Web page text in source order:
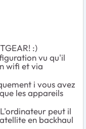
:)
vu qu'il
wifi et via
i vous avez
les appareils
peut il
en backhaul